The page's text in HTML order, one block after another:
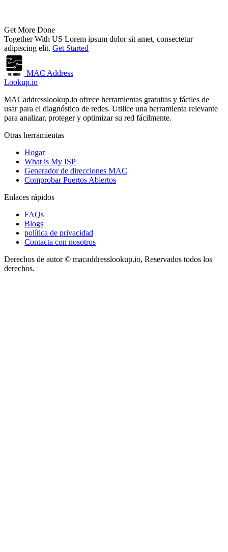
Get More Done
Together With US Lorem ipsum dolor sit amet, consectetur
adipiscing elit. Get Started
MAC Address
Lookup.io
MACaddresslookup.io ofrece herramientas gratuitas y fáciles de
usar para el diagnóstico de redes. Utilice una herramienta relevante
para analizar, proteger y optimizar su red fácilmente.
Otras herramientas
Hogar
What is My ISP
Generador de direcciones MAC
Comprobar Puertos Abiertos
Enlaces rápidos
FAQs
Blogs
política de privacidad
Contacta con nosotros
Derechos de autor © macaddresslookup.io, Reservados todos los
derechos.